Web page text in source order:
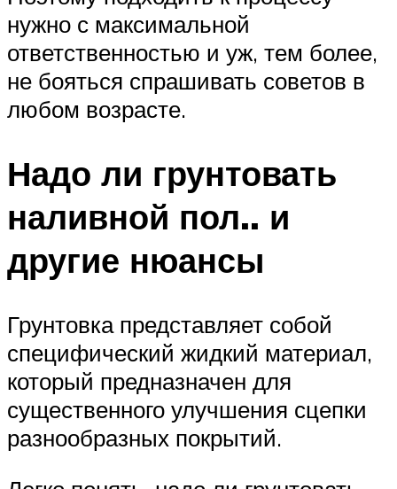
нужно с максимальной
ответственностью и уж, тем более,
не бояться спрашивать советов в
любом возрасте.
Надо ли грунтовать
наливной пол.. и
другие нюансы
Грунтовка представляет собой
специфический жидкий материал,
который предназначен для
существенного улучшения сцепки
разнообразных покрытий.